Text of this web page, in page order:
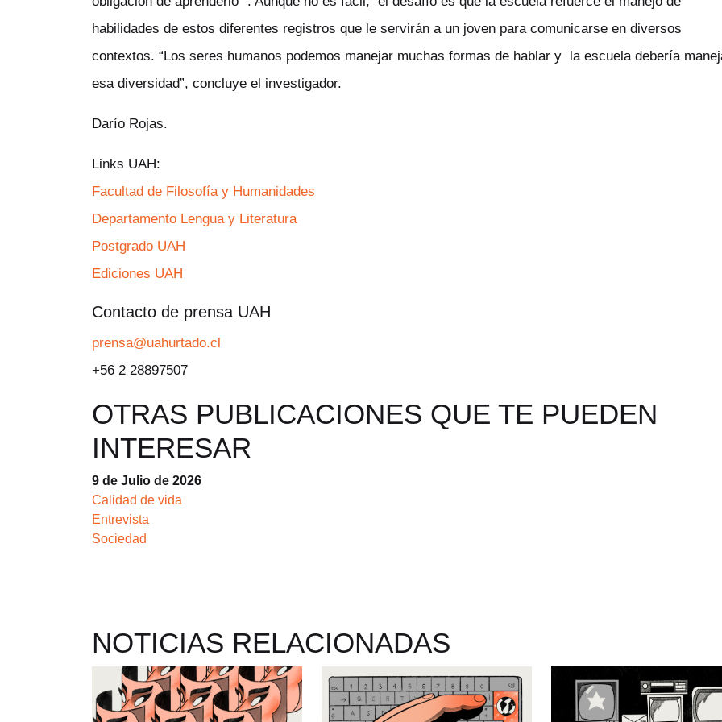
habilidades de estos diferentes registros que le servirán a un joven para comunicarse en diversos
contextos. “Los seres humanos podemos manejar muchas formas de hablar y la escuela debería
esa diversidad”, concluye el investigador.
Darío Rojas.
Links UAH:
Facultad de Filosofía y Humanidades
Departamento Lengua y Literatura
Postgrado UAH
Ediciones UAH
Contacto de prensa UAH
prensa@uahurtado.cl
+56 2 28897507
OTRAS PUBLICACIONES QUE TE PUEDEN
INTERESAR
9 de Julio de 2026
Calidad de vida
Entrevista
Sociedad
NOTICIAS RELACIONADAS